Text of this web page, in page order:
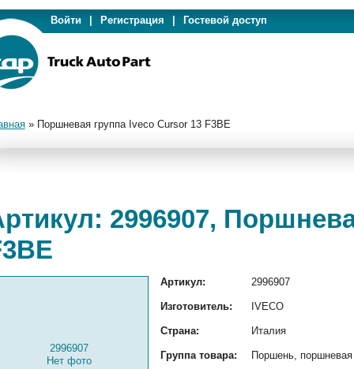
Войти Регистрация Гостевой доступ
» Поршневая группа Iveco Cursor 13 F3BE
2996907,
2996907
Нет фото
Артикул: 2996907
Изготовитель: IVECO
Страна: Италия
Группа товара: Поршень, поршневая